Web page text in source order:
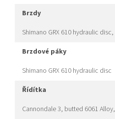
brzdy
Shimano GRX 610 hydraulic
brzdové páky
Shimano GRX 610 hydraulic disc
řídítka
Cannondale 3, butted 6061